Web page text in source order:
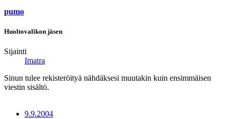
pumo
Huoltovalikon jäsen
Sijainti
Imatra
Sinun tulee rekisteröityä nähdäksesi muutakin kuin ensimmäisen
viestin sisältö.
9.9.2004